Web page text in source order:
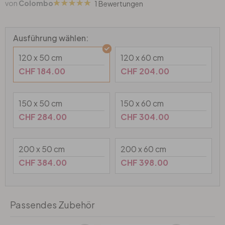
Wandtattoo & Bilderrahmen
Wandtattoo & Haken
Liebe
Familie
Zweifarbig
Künstler
Wandbilder-Set
Hexagon Bilder
Panorama Bilder
Quadratische Bilder
Selbstklebend
Tapeten Weiss
Tapeten Schwarz
Tapeten Grau
Tapeten Rot
Tischplatten
Heimtextilien
Künstlerbedarf
von Colombo 1 Bewertungen
Ausführung wählen:
120 x 50 cm
CHF 184.00
120 x 60 cm
CHF 204.00
150 x 50 cm
CHF 284.00
150 x 60 cm
CHF 304.00
200 x 50 cm
CHF 384.00
200 x 60 cm
CHF 398.00
Passendes Zubehör